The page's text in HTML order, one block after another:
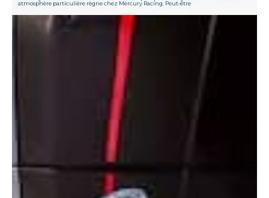
atmosphère particulière règne chez Mercury Racing. Peut-être